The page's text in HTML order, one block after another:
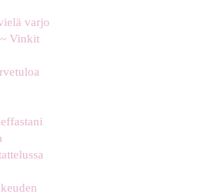
varjo
Vinkit